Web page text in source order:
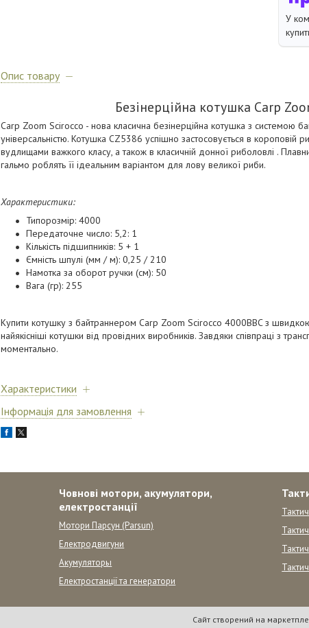
У
Опис товару
Безінерційна котушка Carp
Carp Zoom Scirocco - нова класична безінерційна котушка з системою
універсальністю. Котушка CZ5386 успішно застосовується в короповій
вудлищами важкого класу, а також в класичній донної риболовлі .
гальмо роблять її ідеальним варіантом для лову великої риби.
Характеристики:
Типорозмір: 4000
Передаточне число: 5,2: 1
Кількість підшипників: 5 + 1
Ємність шпулі (мм / м): 0,25 / 210
Намотка за оборот ручки (см): 50
Вага (гр): 255
Купити котушку з байтраннером Carp Zoom Scirocco 4000BBC з
найякісніші котушки від провідних виробників. Завдяки співпраці з
моментально.
Характеристики
Інформація для замовлення
Човнові мотори, акумулятори,
електростанції
Мотори Парсун (Parsun)
Електродвигуни
Акумуляторы
Електростанції та генератори
Сайт створений на